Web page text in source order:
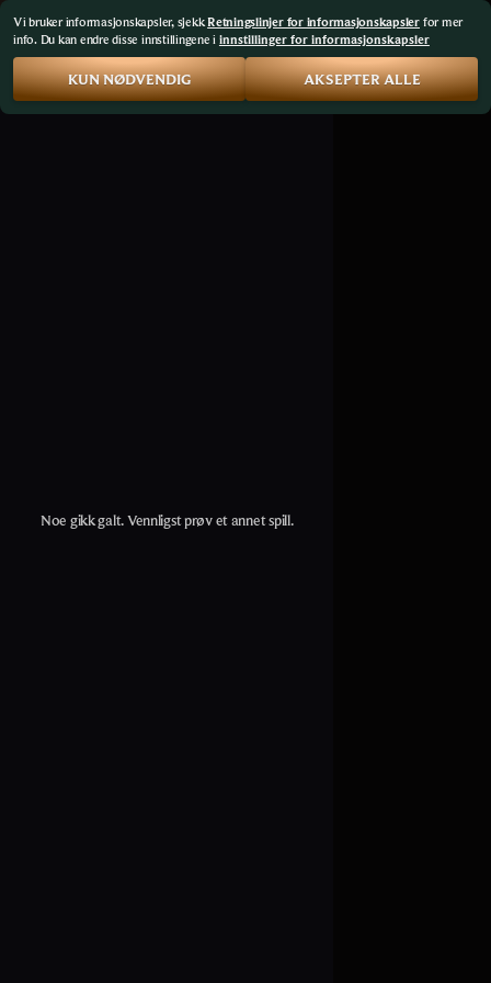
Noe gikk galt. Vennligst prøv et annet spill.
Vi bruker informasjonskapsler, sjekkRetningslinjer for informasjonskapsler for mer
info. Du kan endre disse innstillingene i innstillinger for informasjonskapsler
KUN NØDVENDIG AKSEPTER ALLE